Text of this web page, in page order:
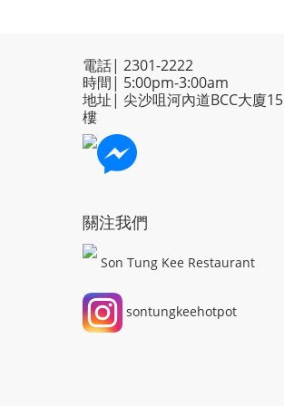
電話| 2301-2222
時間| 5:00pm-3:00am
地址| 尖沙咀河內道BCC大廈15
樓
關注我們
Son Tung Kee Restaurant
sontungkeehotpot